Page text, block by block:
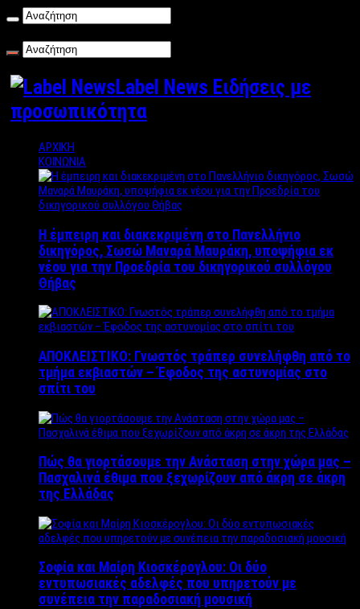
Label News Ειδήσεις με
προσωπικότητα
ΑΡΧΙΚΗ
ΚΟΙΝΩΝΙΑ
Η έμπειρη και διακεκριμένη στο Πανελλήνιο
δικηγόρος, Σωσώ Μαναρά Μαυράκη, υποψήφια εκ
νέου για την Προεδρία του δικηγορικού συλλόγου
Θήβας
ΑΠΟΚΛΕΙΣΤΙΚΟ: Γνωστός τράπερ συνελήφθη από το
τμήμα εκβιαστών – Έφοδος της αστυνομίας στο
σπίτι του
Πώς θα γιορτάσουμε την Ανάσταση στην χώρα μας –
Πασχαλινά έθιμα που ξεχωρίζουν από άκρη σε άκρη
της Ελλάδας
Σοφία και Μαίρη Κιοσκέρογλου: Οι δύο
εντυπωσιακές αδελφές που υπηρετούν με
συνέπεια την παραδοσιακή μουσική